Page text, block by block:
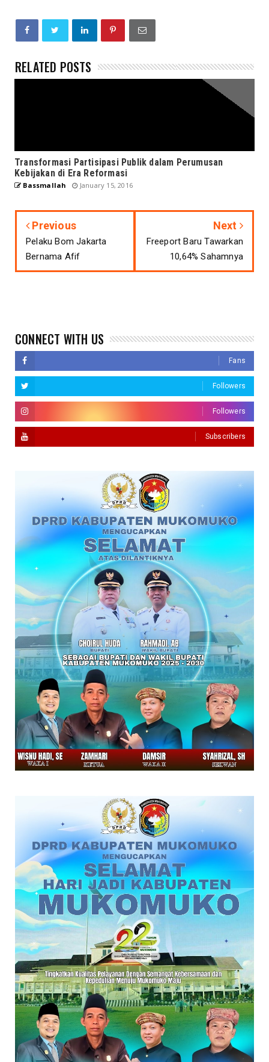
RELATED POSTS
Transformasi Partisipasi Publik dalam Perumusan
Kebijakan di Era Reformasi
Bassmallah January 15, 2016
Previous
Pelaku Bom Jakarta
Bernama Afif
Next
Freeport Baru Tawarkan
10,64% Sahamnya
CONNECT WITH US
Fans
Followers
Followers
Subscribers